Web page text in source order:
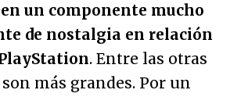
un componente mucho
de nostalgia en relación
. Entre las otras
más grandes. Por un